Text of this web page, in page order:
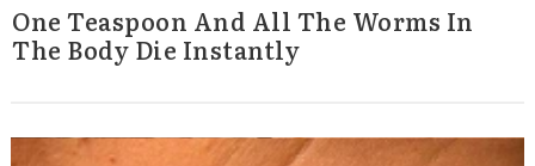
One Teaspoon And All The Worms In
The Body Die Instantly